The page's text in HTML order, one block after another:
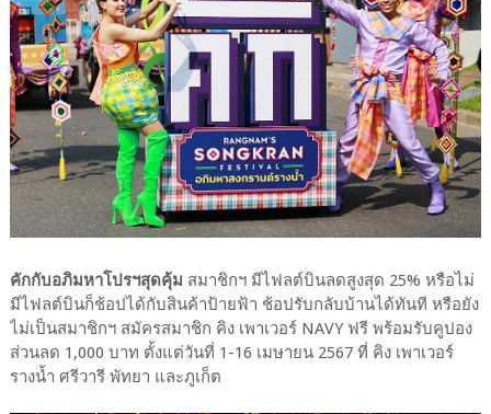
คักกับอภิมหาโปรฯสุดคุ้ม สมาชิกฯ มีไฟลต์บินลดสูงสุด 25% หรือไม่
มีไฟลต์บินก็ช้อปได้กับสินค้าป้ายฟ้า ช้อปรับกลับบ้านได้ทันที หรือยัง
ไม่เป็นสมาชิกฯ สมัครสมาชิก คิง เพาเวอร์ NAVY ฟรี พร้อมรับคูปอง
ส่วนลด 1,000 บาท ตั้งแต่วันที่ 1-16 เมษายน 2567 ที่ คิง เพาเวอร์
รางน้ำ ศรีวารี พัทยา และภูเก็ต